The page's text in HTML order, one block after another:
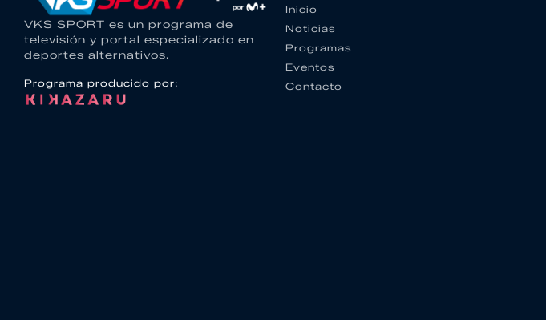
VKS SPORT es un programa de
televisión y portal especializado en
deportes alternativos.
Programa producido por:
Inicio
Noticias
Programas
Eventos
Contacto